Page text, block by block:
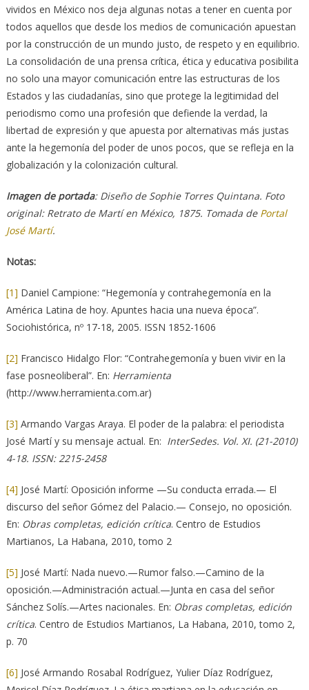
vividos en México nos deja algunas notas a tener en cuenta por
todos aquellos que desde los medios de comunicación apuestan
por la construcción de un mundo justo, de respeto y en equilibrio.
La consolidación de una prensa crítica, ética y educativa posibilita
no solo una mayor comunicación entre las estructuras de los
Estados y las ciudadanías, sino que protege la legitimidad del
periodismo como una profesión que defiende la verdad, la
libertad de expresión y que apuesta por alternativas más justas
ante la hegemonía del poder de unos pocos, que se refleja en la
globalización y la colonización cultural.
Imagen de portada: Diseño de Sophie Torres Quintana. Foto
original: Retrato de Martí en México, 1875. Tomada de Portal
José Martí.
Notas:
[1] Daniel Campione: “Hegemonía y contrahegemonía en la
América Latina de hoy. Apuntes hacia una nueva época”.
Sociohistórica, nº 17-18, 2005. ISSN 1852-1606
[2] Francisco Hidalgo Flor: “Contrahegemonía y buen vivir en la
fase posneoliberal”. En: Herramienta
(http://www.herramienta.com.ar)
[3] Armando Vargas Araya. El poder de la palabra: el periodista
José Martí y su mensaje actual. En: InterSedes. Vol. XI. (21-2010)
4-18. ISSN: 2215-2458
[4] José Martí: Oposición informe —Su conducta errada.— El
discurso del señor Gómez del Palacio.— Consejo, no oposición.
En: Obras completas, edición crítica. Centro de Estudios
Martianos, La Habana, 2010, tomo 2
[5] José Martí: Nada nuevo.—Rumor falso.—Camino de la
oposición.—Administración actual.—Junta en casa del señor
Sánchez Solís.—Artes nacionales. En: Obras completas, edición
crítica. Centro de Estudios Martianos, La Habana, 2010, tomo 2,
p. 70
[6] José Armando Rosabal Rodríguez, Yulier Díaz Rodríguez,